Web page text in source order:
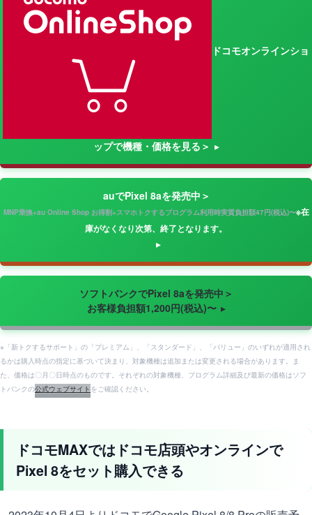
ドコモオンラインショ
ップで機種・価格を見る＞
auでPixel 8aを発売中＞
MNP乗換+au Online Shop お得割+スマホトクするプログラム利用時実質負担額47円(税込)〜※在
庫がなくなり次第、終了となります。
ソフトバンクでPixel 8aを発売中＞
お客様負担額1,200円(税込)〜
※「新トクするサポート」の「プレミアム」、「スタンダード」、「バリュー」のいずれが適用され
るかは購入時点の指定に基づいて決まり、対象機種は追加または変更される場合があります。ま
た、価格は〇月〇日時点のものです。それぞれの対象機種、プログラム詳細及び最新の価格はソフ
トバンクの公式ウェブサイト をご確認ください。
ドコモMAXではドコモ店頭やオンラインで
Pixel 8をセット購入できる